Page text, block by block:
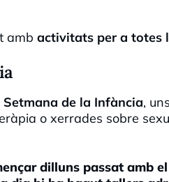
amb activitats per a totes
de la Infància,
o xerrades sobre
dilluns passat amb el